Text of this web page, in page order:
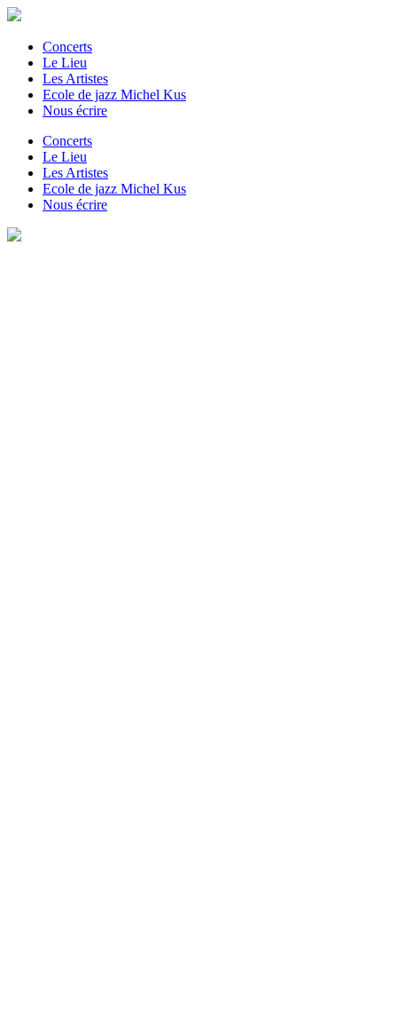
Concerts
Le Lieu
Les Artistes
Ecole de jazz Michel Kus
Nous écrire
Concerts
Le Lieu
Les Artistes
Ecole de jazz Michel Kus
Nous écrire